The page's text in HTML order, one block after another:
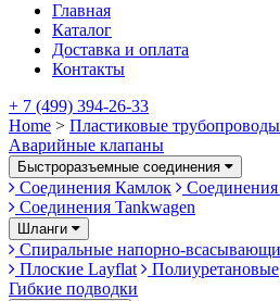
Главная
Каталог
Доставка и оплата
Контакты
+ 7 (499) 394-26-33
Home > Пластиковые трубопроводы
Аварийные клапаны
Быстроразъемные соединения
Соединения Камлок Соединения
Соединения Tankwagen
Шланги
Спиральные напорно-
Плоские Layflat
Полиуретановые
Гибкие подводки